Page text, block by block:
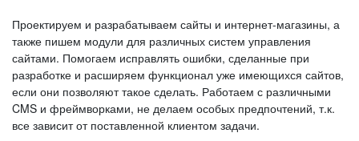
Проектируем и разрабатываем сайты и интернет-магазины, а
также пишем модули для различных систем управления
сайтами. Помогаем исправлять ошибки, сделанные при
разработке и расширяем функционал уже имеющихся сайтов,
если они позволяют такое сделать. Работаем с различными
CMS и фреймворками, не делаем особых предпочтений, т.к.
все зависит от поставленной клиентом задачи.